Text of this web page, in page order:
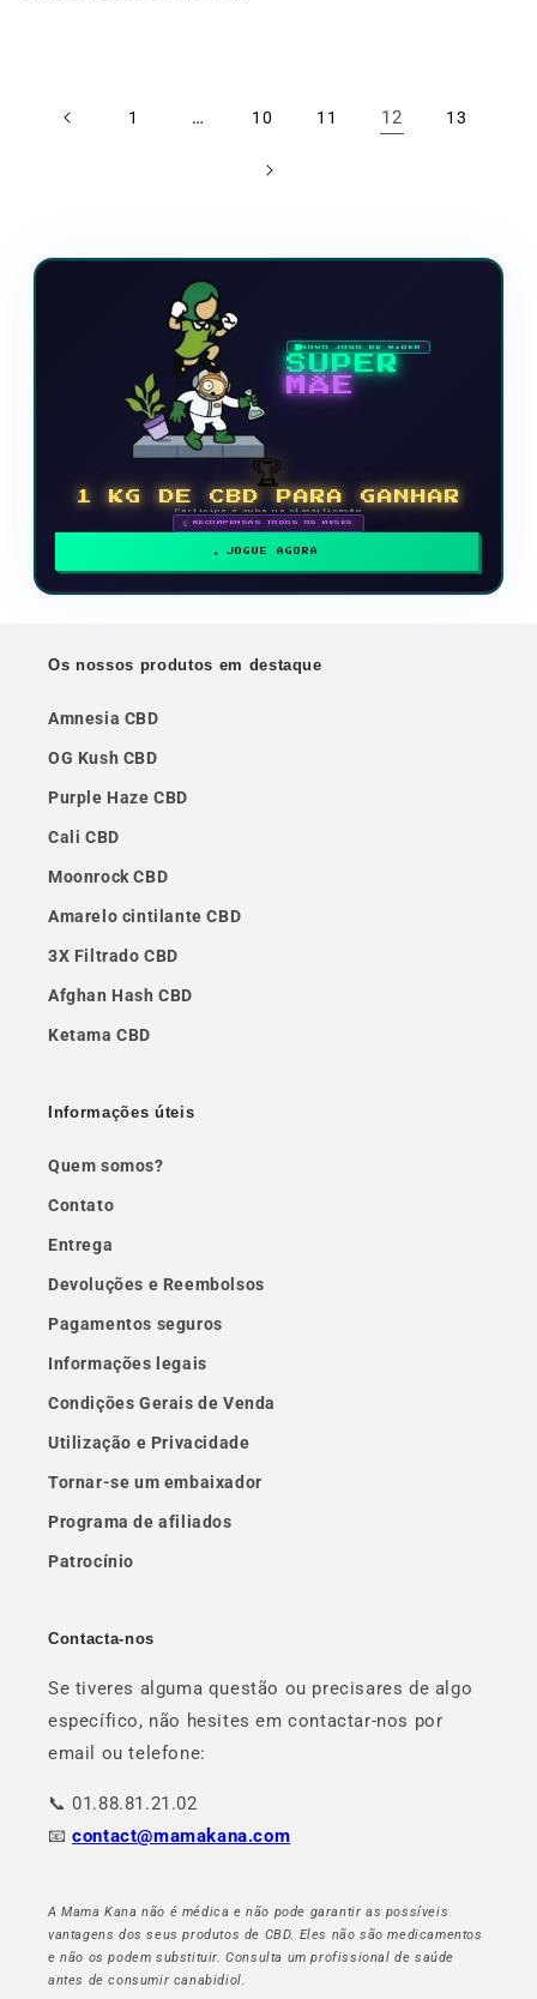
1 … 10 11 12 13
NOVO JOGO DE VÍDEO
SUPER
MÃE
🏆
1 KG DE CBD PARA GANHAR
Participe e suba na classificação
🗓 RECOMPENSAS TODOS OS MESES
JOGUE AGORA
Os nossos produtos em destaque
Amnesia CBD
OG Kush CBD
Purple Haze CBD
Cali CBD
Moonrock CBD
Amarelo cintilante CBD
3X Filtrado CBD
Afghan Hash CBD
Ketama CBD
Informações úteis
Quem somos?
Contato
Entrega
Devoluções e Reembolsos
Pagamentos seguros
Informações legais
Condições Gerais de Venda
Utilização e Privacidade
Tornar-se um embaixador
Programa de afiliados
Patrocínio
Contacta-nos
Se tiveres alguma questão ou precisares de algo
específico, não hesites em contactar-nos por
email ou telefone:
📞 01.88.81.21.02
📧contact@mamakana.com
A Mama Kana não é médica e não pode garantir as possíveis
vantagens dos seus produtos de CBD. Eles não são medicamentos
e não os podem substituir. Consulta um profissional de saúde
antes de consumir canabidiol.